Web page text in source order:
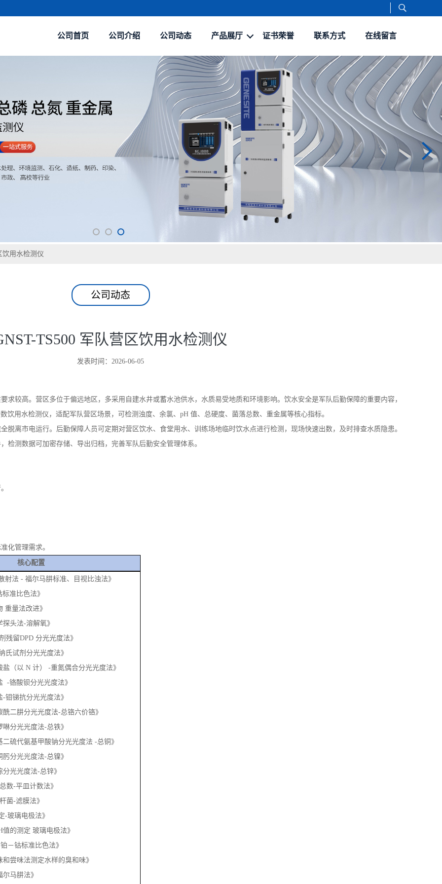
公司首页 公司介绍 公司动态 产品展厅 证书荣誉 联系方式 在线留言
饮用水检测仪
公司动态
TS500 军队营区饮用水检测仪
发表时间：2026-06-05
求较高。营区多位于偏远地区，多采用自建水井或蓄水池供水，水质易受地质和环境影响。饮水安全是军队后勤保障的重要内容，
饮用水检测仪，适配军队营区场景，可检测浊度、余氯、pH 值、总硬度、菌落总数、重金属等核心指标。
脱离市电运行。后勤保障人员可定期对营区饮水、食堂用水、训练场地临时饮水点进行检测，现场快速出数，及时排查水质隐患。
检测数据可加密存储、导出归档，完善军队后勤安全管理体系。
化管理需求。
核心配置
射法 - 福尔马肼标准、目视比浊法》
准比色法》
重量法改进》
探头法-溶解氧》
残留DPD 分光光度法》
氏试剂分光光度法》
盐（以 N 计） -重氮偶合分光光度法》
-铬酸钡分光光度法》
-钼锑抗分光光度法》
酰二肼分光光度法-总铬六价铬》
啉分光光度法-总铁》
二硫代氨基甲酸钠分光光度法 -总铜》
肟分光光度法-总镍》
分光光度法-总锌》
数-平皿计数法》
菌-滤膜法》
-玻璃电极法》
值的测定 玻璃电极法》
－钴标准比色法》
和尝味法测定水样的臭和味》
马肼法》